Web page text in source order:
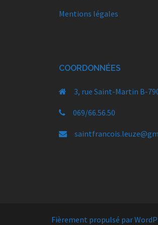
Mentions légales
COORDONNÉES
3, rue Saint-Martin B-
069/66.56.50
Fièrement propulsé par